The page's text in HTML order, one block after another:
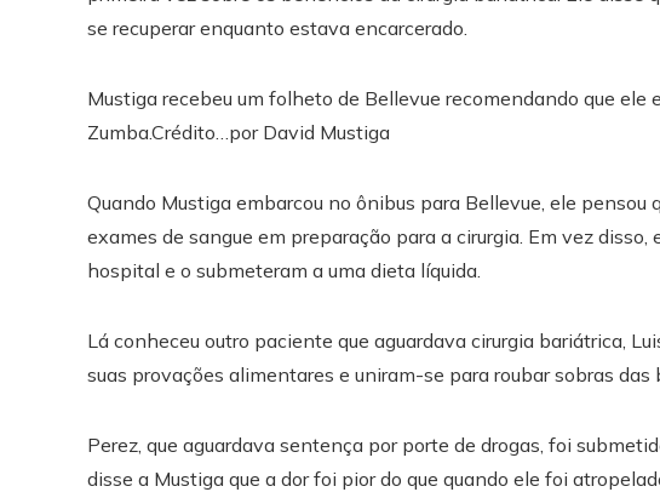
se recuperar enquanto estava encarcerado.
Mustiga recebeu um folheto de Bellevue recomendando que ele
Zumba.Crédito… por David Mustiga
Quando Mustiga embarcou no ônibus para Bellevue, ele pensou
exames de sangue em preparação para a cirurgia. Em vez
hospital e o submeteram a uma dieta líquida.
Lá conheceu outro paciente que aguardava cirurgia bariátrica,
suas provações alimentares e uniram-se para roubar sobras
Perez, que aguardava sentença por porte de drogas, foi
disse a Mustiga que a dor foi pior do que quando ele foi